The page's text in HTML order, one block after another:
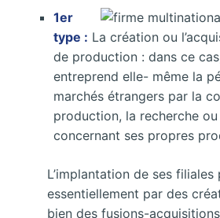
1er
type : La création ou
de production : dans ce
entreprend elle- même la
marchés étrangers par la
production, la recherche
concernant ses propres
L’implantation de ses filiales
essentiellement par des
bien des fusions-